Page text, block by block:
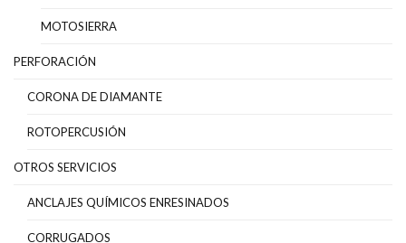
MOTOSIERRA
PERFORACIÓN
CORONA DE DIAMANTE
ROTOPERCUSIÓN
OTROS SERVICIOS
ANCLAJES QUÍMICOS ENRESINADOS
CORRUGADOS